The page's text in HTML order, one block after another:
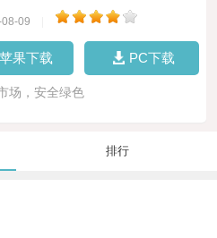
09
苹果下载 PC下载
场，安全绿色
排行